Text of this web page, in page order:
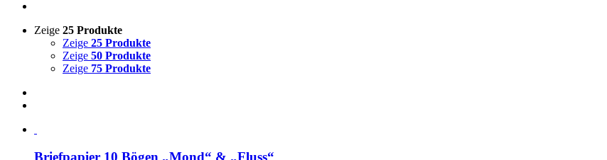
Zeige 25 Produkte
Zeige 25 Produkte
Zeige 50 Produkte
Zeige 75 Produkte
Briefpapier 10 Bögen „Mond“ & „Fluss“